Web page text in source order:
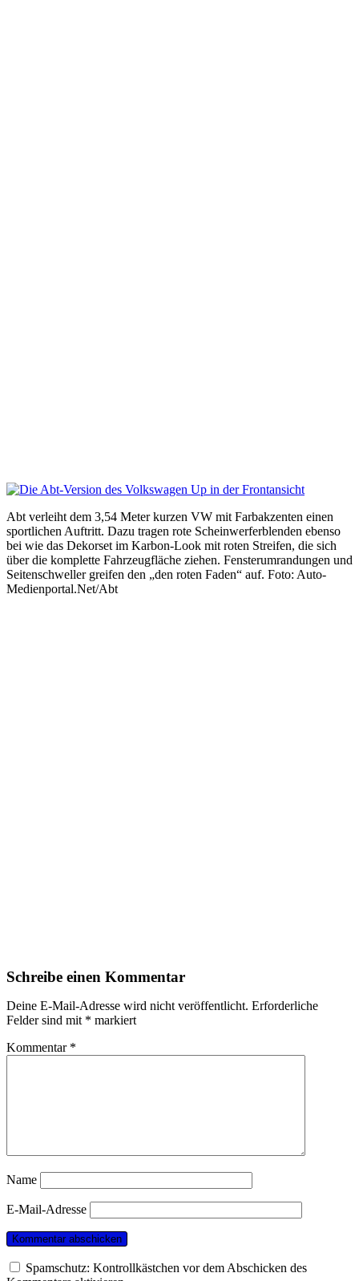
Abt verleiht dem 3,54 Meter kurzen VW mit Farbakzenten einen
sportlichen Auftritt. Dazu tragen rote Scheinwerferblenden ebenso
bei wie das Dekorset im Karbon-Look mit roten Streifen, die sich
über die komplette Fahrzeugfläche ziehen. Fensterumrandungen und
Seitenschweller greifen den „den roten Faden“ auf. Foto: Auto-
Medienportal.Net/Abt
Schreibe einen Kommentar
Deine E-Mail-Adresse wird nicht veröffentlicht. Erforderliche
Felder sind mit * markiert
Kommentar *
Name
E-Mail-Adresse
Spamschutz: Kontrollkästchen vor dem Abschicken des